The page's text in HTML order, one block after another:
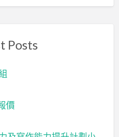
Posts
價